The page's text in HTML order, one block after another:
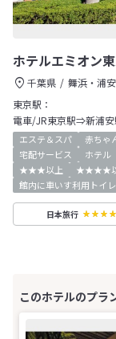
ホテルエミオン
千葉県 舞浜・浦安
東京駅：
電車/JR東京駅⇒新浦
エステ＆スパ 赤ちゃ
宅配サービス
ホテル
★★★以上
★★★★
館内に車いす利用トイレ
日本旅行